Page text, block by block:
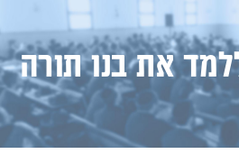
את בנו תורה